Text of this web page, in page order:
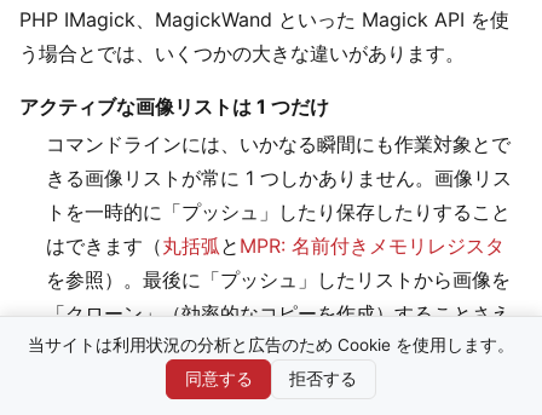
PHP IMagick、MagickWand といった Magick API を使
う場合とでは、いくつかの大きな違いがあります。
アクティブな画像リストは 1 つだけ
コマンドラインには、いかなる瞬間にも作業対象とで
きる画像リストが常に 1 つしかありません。画像リス
トを一時的に「プッシュ」したり保存したりすること
はできます（丸括弧と MPR: 名前付きメモリレジスタ
を参照）。最後に「プッシュ」したリストから画像を
「クローン」（効率的なコピーを作成）することさえ
できます。しかし、2 つのそうしたリストを同時に作
業対象とすることは本当の意味ではできません。一
当サイトは利用状況の分析と広告のため Cookie を使用します。
同意する 拒否する